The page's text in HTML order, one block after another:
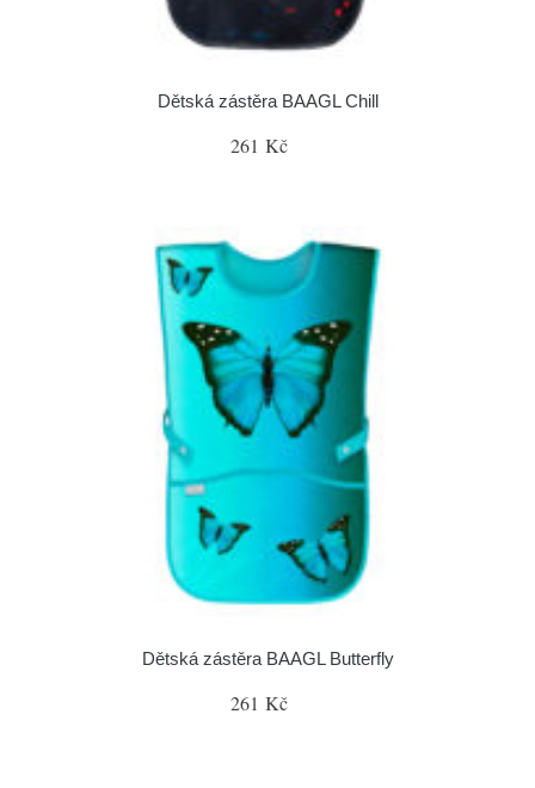
Dětská zástěra BAAGL Chill
261 Kč
Dětská zástěra BAAGL Butterfly
261 Kč